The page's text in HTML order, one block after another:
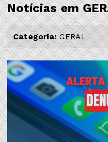
Notícias em
Categoria: GERAL